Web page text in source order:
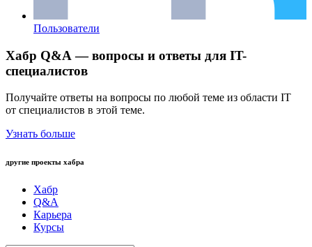
Пользователи
Хабр Q&A — вопросы и ответы для IT-
специалистов
Получайте ответы на вопросы по любой теме из области IT
от специалистов в этой теме.
Узнать больше
другие проекты хабра
Хабр
Q&A
Карьера
Курсы